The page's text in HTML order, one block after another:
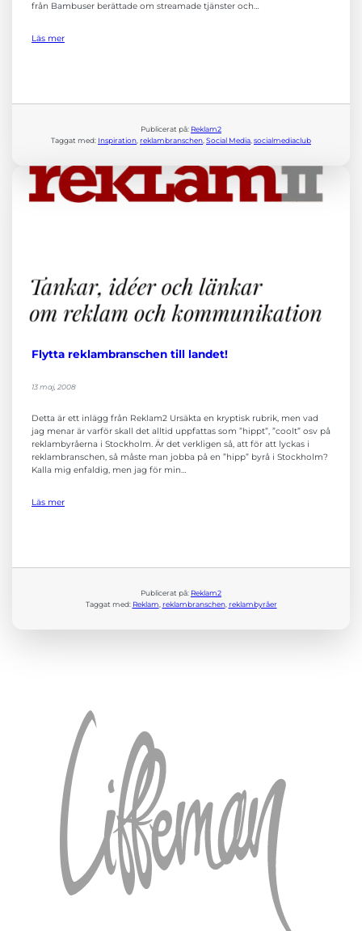
från Bambuser berättade om streamade tjänster och…
Läs mer
Publicerat på: Reklam2
Taggat med: Inspiration, reklambranschen, Social Media, socialmediaclub
Flytta reklambranschen till landet!
13 maj, 2008
Detta är ett inlägg från Reklam2 Ursäkta en kryptisk rubrik, men vad
jag menar är varför skall det alltid uppfattas som ”hippt”, ”coolt” osv på
reklambyråerna i Stockholm. Är det verkligen så, att för att lyckas i
reklambranschen, så måste man jobba på en ”hipp” byrå i Stockholm?
Kalla mig enfaldig, men jag för min…
Läs mer
Publicerat på: Reklam2
Taggat med: Reklam, reklambranschen, reklambyråer